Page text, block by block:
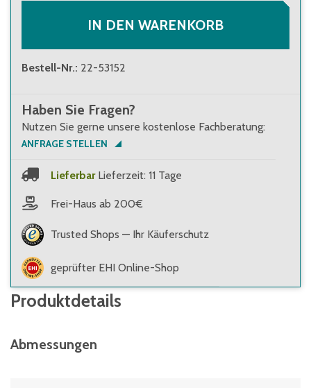
IN DEN WARENKORB
Bestell-Nr.: 22-53152
Haben Sie Fragen?
Nutzen Sie gerne unsere kostenlose Fachberatung:
ANFRAGE STELLEN
Lieferbar Lieferzeit: 11 Tage
Frei-Haus ab 200€
Trusted Shops — Ihr Käuferschutz
geprüfter EHI Online-Shop
Produktdetails
Abmessungen